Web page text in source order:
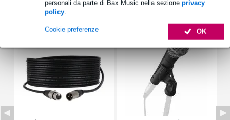
personali da parte di Bax Music nella sezione privacy
policy.
OK
Cookie preferenze
Accessori (11)